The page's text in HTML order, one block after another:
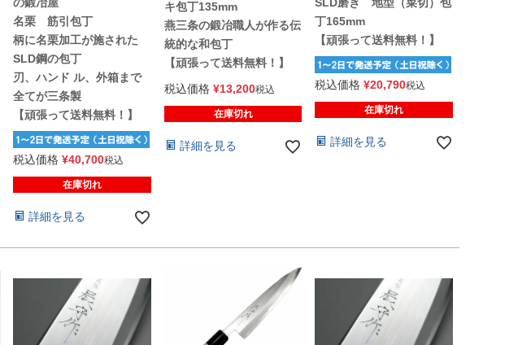
名栗 筋引包丁
柄に名栗加工が施された
SLD鋼の包丁
刃、ハンド ル、外箱まで
全てが三条製
【頑張って送料無料！】
税込価格 ¥40,700税込
在庫切れ
詳細を見る
キ包丁135mm
燕三条の鍛冶職人が作る伝
統的な和包丁
【頑張って送料無料！】
税込価格 ¥13,200税込
在庫切れ
詳細を見る
丁165mm
【頑張って送料無料！】
税込価格 ¥20,790税込
在庫切れ
詳細を見る